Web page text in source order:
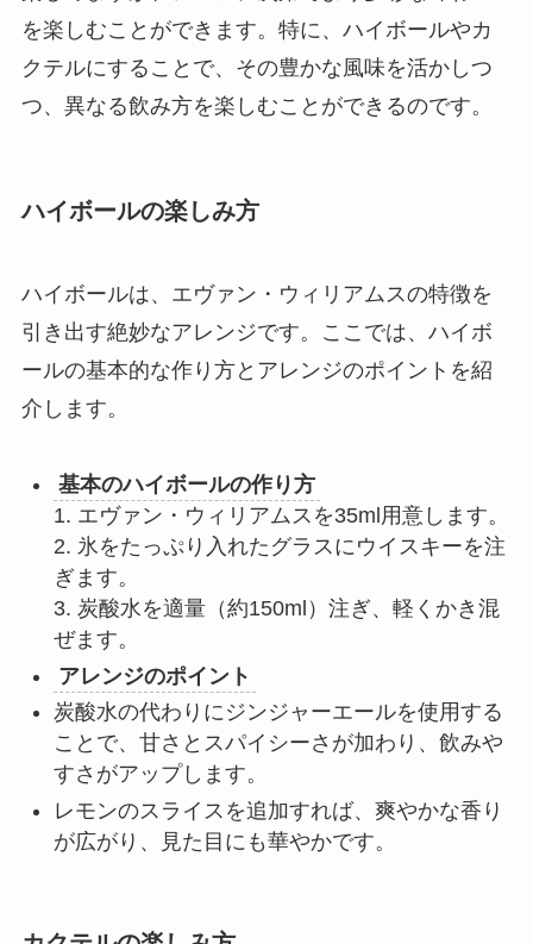
を楽しむことができます。特に、ハイボールやカ
クテルにすることで、その豊かな風味を活かしつ
つ、異なる飲み方を楽しむことができるのです。
ハイボールの楽しみ方
ハイボールは、エヴァン・ウィリアムスの特徴を
引き出す絶妙なアレンジです。ここでは、ハイボ
ールの基本的な作り方とアレンジのポイントを紹
介します。
基本のハイボールの作り方
1. エヴァン・ウィリアムスを35ml用意します。
2. 氷をたっぷり入れたグラスにウイスキーを注
ぎます。
3. 炭酸水を適量（約150ml）注ぎ、軽くかき混
ぜます。
アレンジのポイント
炭酸水の代わりにジンジャーエールを使用する
ことで、甘さとスパイシーさが加わり、飲みや
すさがアップします。
レモンのスライスを追加すれば、爽やかな香り
が広がり、見た目にも華やかです。